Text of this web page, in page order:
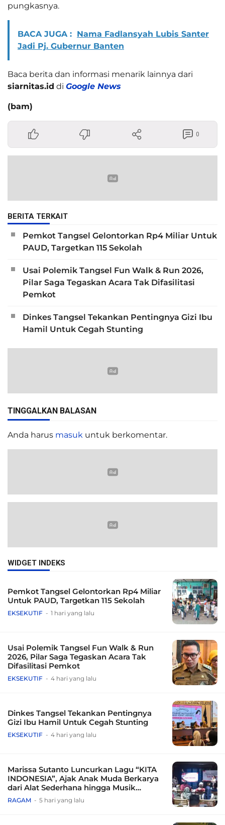
pungkasnya.
BACA JUGA : Nama Fadlansyah Lubis Santer
Jadi Pj. Gubernur Banten
Baca berita dan informasi menarik lainnya dari
siarnitas.id di Google News
(bam)
0
BERITA TERKAIT
Pemkot Tangsel Gelontorkan Rp4 Miliar Untuk
PAUD, Targetkan 115 Sekolah
Usai Polemik Tangsel Fun Walk & Run 2026,
Pilar Saga Tegaskan Acara Tak Difasilitasi
Pemkot
Dinkes Tangsel Tekankan Pentingnya Gizi Ibu
Hamil Untuk Cegah Stunting
TINGGALKAN BALASAN
Anda harus masuk untuk berkomentar.
WIDGET INDEKS
Pemkot Tangsel Gelontorkan Rp4 Miliar
Untuk PAUD, Targetkan 115 Sekolah
EKSEKUTIF 1 hari yang lalu
Usai Polemik Tangsel Fun Walk & Run
2026, Pilar Saga Tegaskan Acara Tak
Difasilitasi Pemkot
EKSEKUTIF 4 hari yang lalu
Dinkes Tangsel Tekankan Pentingnya
Gizi Ibu Hamil Untuk Cegah Stunting
EKSEKUTIF 4 hari yang lalu
Marissa Sutanto Luncurkan Lagu “KITA
INDONESIA”, Ajak Anak Muda Berkarya
dari Alat Sederhana hingga Musik
Tradisional
RAGAM 5 hari yang lalu